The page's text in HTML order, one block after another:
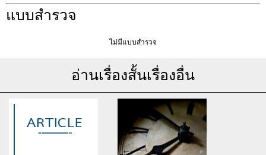
แบบสำรวจ
ไม่มีแบบสำรวจ
อ่านเรื่องสั้นเรื่องอื่น